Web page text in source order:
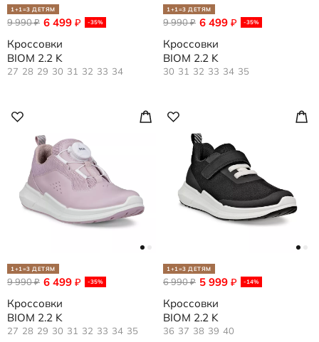
1+1=3 ДЕТЯМ
6 499 ₽ -35%
9 990₽
Кроссовки
BIOM 2.2 K
27 28 29 30 31 32 33 34
1+1=3 ДЕТЯМ
6 499 ₽ -35%
9 990₽
Кроссовки
BIOM 2.2 K
30 31 32 33 34 35
1+1=3 ДЕТЯМ
6 499 ₽ -35%
9 990₽
Кроссовки
BIOM 2.2 K
27 28 29 30 31 32 33 34 35
1+1=3 ДЕТЯМ
5 999 ₽ -14%
6 990₽
Кроссовки
BIOM 2.2 K
36 37 38 39 40